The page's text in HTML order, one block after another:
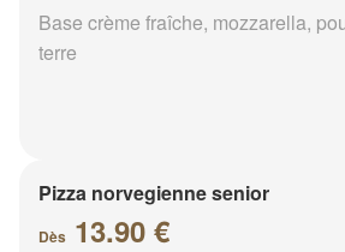
Base crème fraîche, mozzarella,
terre
Pizza norvegienne senior
Dès 13.90 €